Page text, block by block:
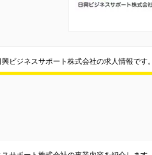
興ビジネスサポート株式会社の求人情報です。